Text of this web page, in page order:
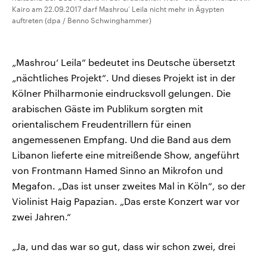
Kairo am 22.09.2017 darf Mashrou‘ Leila nicht mehr in Ägypten
auftreten (dpa / Benno Schwinghammer)
„Mashrou‘ Leila“ bedeutet ins Deutsche übersetzt
„nächtliches Projekt“. Und dieses Projekt ist in der
Kölner Philharmonie eindrucksvoll gelungen. Die
arabischen Gäste im Publikum sorgten mit
orientalischem Freudentrillern für einen
angemessenen Empfang. Und die Band aus dem
Libanon lieferte eine mitreißende Show, angeführt
von Frontmann Hamed Sinno an Mikrofon und
Megafon. „Das ist unser zweites Mal in Köln“, so der
Violinist Haig Papazian. „Das erste Konzert war vor
zwei Jahren.“
„Ja, und das war so gut, dass wir schon zwei, drei